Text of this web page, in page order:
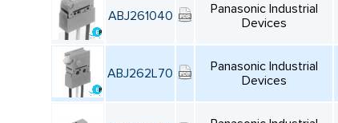
ABJ261040
Panasonic Industrial
Devices
ABJ262L70
Panasonic Industrial
Devices